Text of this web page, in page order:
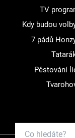
TV
Kdy budou
7 pádů
Pěstování